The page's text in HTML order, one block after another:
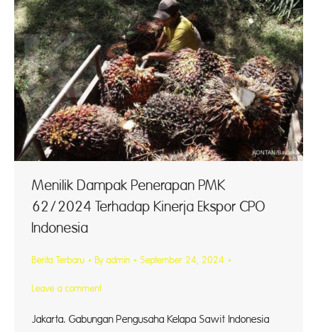
Menilik Dampak Penerapan PMK
62/2024 Terhadap Kinerja Ekspor CPO
Indonesia
Berita Terbaru By admin September 24, 2024
Leave a comment
Jakarta. Gabungan Pengusaha Kelapa Sawit Indonesia